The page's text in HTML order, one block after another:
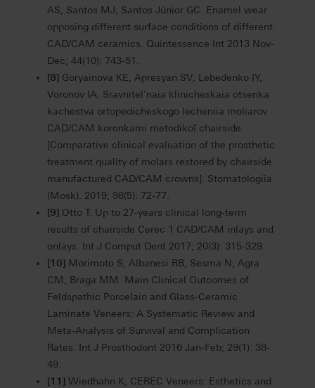
AS, Santos MJ, Santos Júnior GC. Enamel wear
opposing different surface conditions of different
CAD/CAM ceramics. Quintessence Int 2013 Nov-
Dec; 44(10): 743-51.
[8] Goryainova KE, Apresyan SV, Lebedenko IY,
Voronov IA. Sravnitel'naia klinicheskaia otsenka
kachestva ortopedicheskogo lecheniia moliarov
CAD/CAM koronkami metodikoĭ chairside
[Comparative clinical evaluation of the prosthetic
treatment quality of molars restored by chairside
manufactured CAD/CAM crowns]. Stomatologiia
(Mosk). 2019; 98(5): 72-77.
[9] Otto T. Up to 27-years clinical long-term
results of chairside Cerec 1 CAD/CAM inlays and
onlays. Int J Comput Dent 2017; 20(3): 315-329.
[10] Morimoto S, Albanesi RB, Sesma N, Agra
CM, Braga MM. Main Clinical Outcomes of
Feldspathic Porcelain and Glass-Ceramic
Laminate Veneers: A Systematic Review and
Meta-Analysis of Survival and Complication
Rates. Int J Prosthodont 2016 Jan-Feb; 29(1): 38-
49.
[11] Wiedhahn K, CEREC Veneers: Esthetics and